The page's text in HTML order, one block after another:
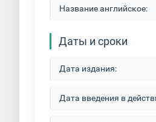
Название английское:
Даты и сроки
Дата издания:
Дата введения в